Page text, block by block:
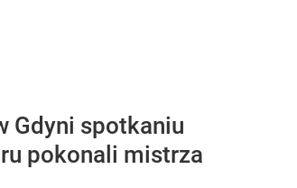
Gdyni spotkaniu
pokonali mistrza